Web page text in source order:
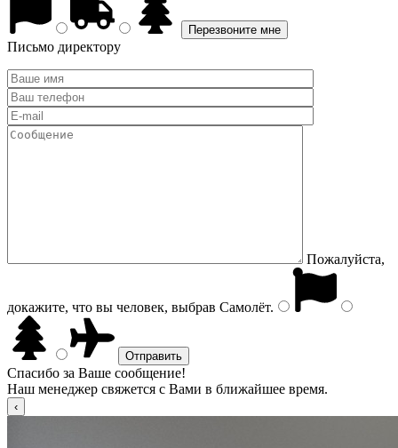
Письмо директору
Пожалуйста,
докажите, что вы человек, выбрав Самолёт.
Спасибо за Ваше сообщение!
Наш менеджер свяжется с Вами в ближайшее время.